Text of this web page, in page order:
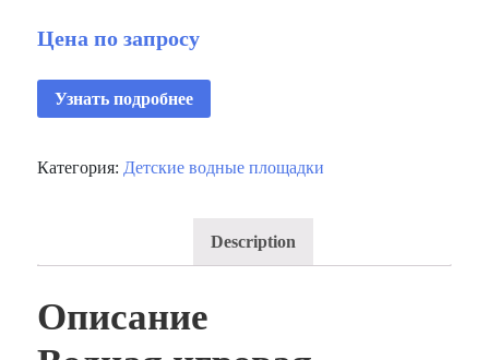
Цена по запросу
Узнать подробнее
Категория:Детские водные площадки
Description
Описание